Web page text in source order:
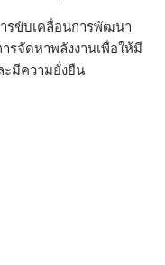
รขับเคลื่อนการพัฒนา
จัดหาพลังงานเพื่อให้มี
ะมีความยั่งยืน